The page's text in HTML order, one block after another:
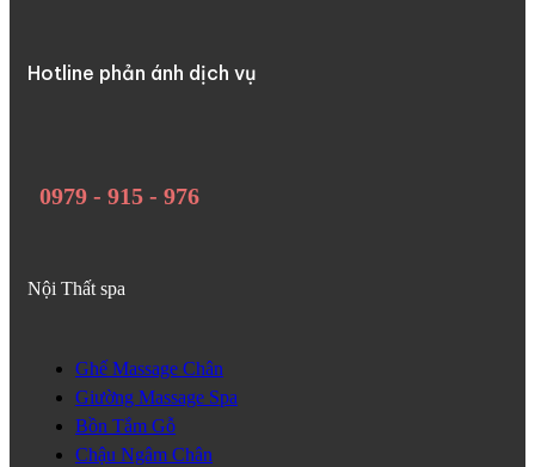
Hotline phản ánh dịch vụ
0979 - 915 - 976
Nội Thất spa
Ghế Massage Chân
Giường Massage Spa
Bồn Tắm Gỗ
Chậu Ngâm Chân